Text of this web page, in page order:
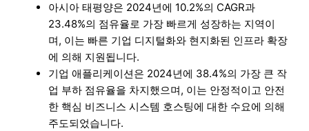
아시아 태평양은 2024년에 10.2%의 CAGR과
23.48%의 점유율로 가장 빠르게 성장하는 지역이
며, 이는 빠른 기업 디지털화와 현지화된 인프라 확장
에 의해 지원됩니다.
기업 애플리케이션은 2024년에 38.4%의 가장 큰 작
업 부하 점유율을 차지했으며, 이는 안정적이고 안전
한 핵심 비즈니스 시스템 호스팅에 대한 수요에 의해
주도되었습니다.